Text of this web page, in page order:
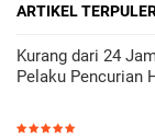
ARTIKEL
Kurang dari 24
Pelaku Pencurian